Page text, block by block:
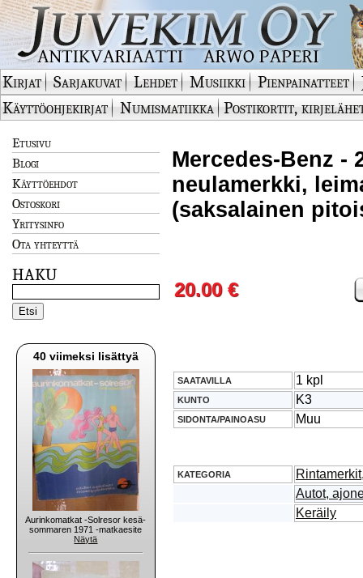
Kirjat Sarjakuvat Lehdet Musiikki Pienpainatteet
Käyttöohjekirjat
Numismatiikka Postikortit,
Etusivu
Blogi
Käyttöehdot
Ostoskori
Yritysinfo
Ota yhteyttä
HAKU
40 viimeksi lisättyä
Aurinkomatkat -Solresor kesä-
sommaren 1971 -matkaesite
Näytä
Mercedes-Benz -
neulamerkki,
(saksalainen
20.00 €
SAATAVILLA 1 kpl
KUNTO K3
SIDONTA/PAINOASU Muu
KATEGORIA
Autot,
Keräily